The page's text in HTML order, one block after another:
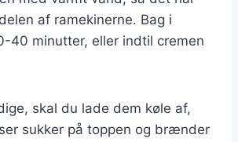
af ramekinerne. Bag i
40 minutter, eller indtil cremen
skal du lade dem køle af,
sukker på toppen og brænder